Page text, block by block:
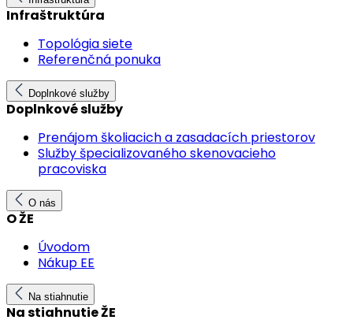
Infraštruktúra
Topológia siete
Referenčná ponuka
Doplnkové služby
Doplnkové služby
Prenájom školiacich a zasadacích priestorov
Služby špecializovaného skenovacieho
pracoviska
O nás
O ŽE
Úvodom
Nákup EE
Na stiahnutie
Na stiahnutie ŽE